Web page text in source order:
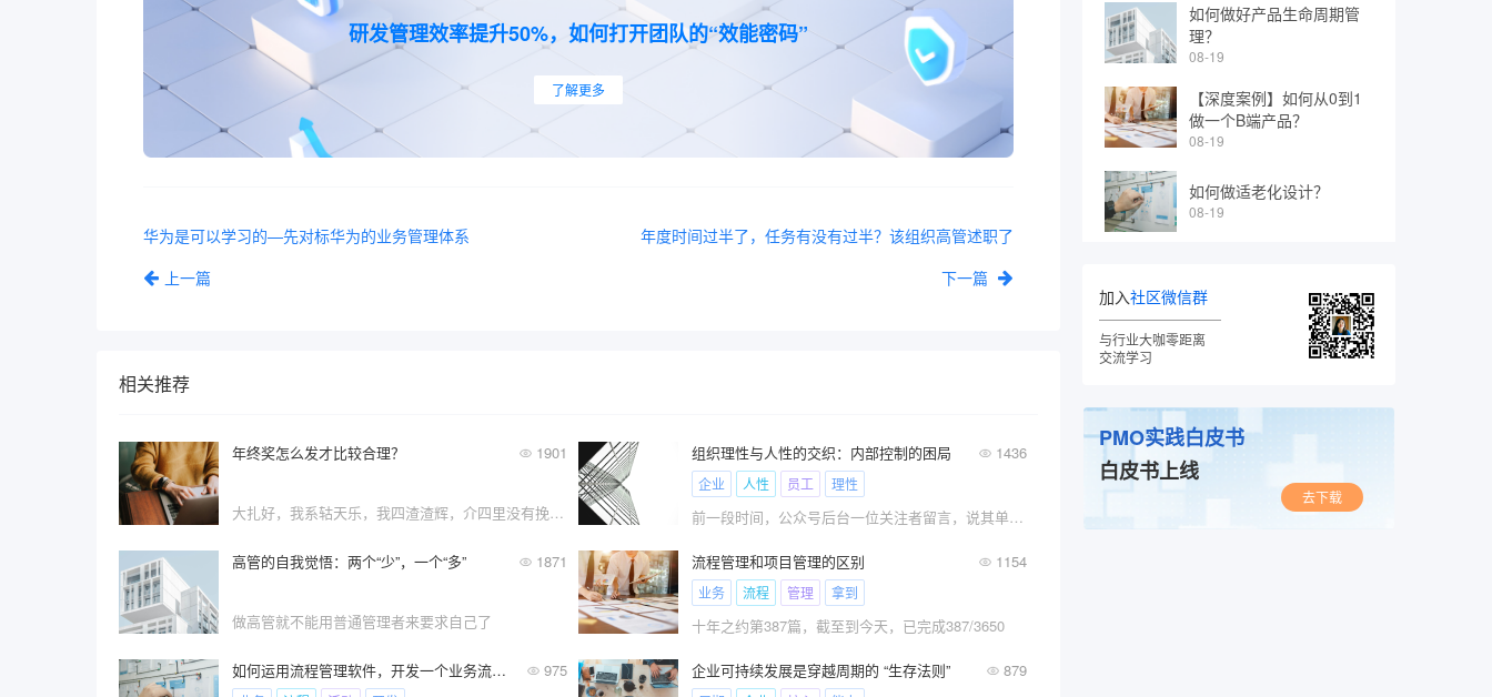
研发管理效率提升50%，如何打开团队的“效能密码”
了解更多
华为是可以学习的—先对标华为的业务管理体系
上一篇
年度时间过半了，任务有没有过半？该组织高管述职了
下一篇
相关推荐
年终奖怎么发才比较合理？ 1901
大扎好，我系轱天乐，我四渣渣辉，介四里没有挽过的年终奖版本，挤需体验三番钟，里造会相我一样，爱象节款设计。
组织理性与人性的交织：内部控制的困局 1436
企业 人性 员工 理性
前一段时间，公众号后台一位关注者留言，说其单位?
高管的自我觉悟：两个“少”，一个“多” 1871
‍‍做高管就不能用普通管理者来要求自己了
流程管理和项目管理的区别 1154
业务 流程 管理 拿到
十年之约第387篇，截至到今天，已完成387/3650
如何运用流程管理软件，开发一个业务流程？ 975 企业可持续发展是穿越周期的 “生存法则” 879
如何做好产品生命周期管
理？
08-19
【深度案例】如何从0到1
做一个B端产品？
08-19
如何做适老化设计？
08-19
加入社区微信群
与行业大咖零距离
交流学习
PMO实践白皮书
白皮书上线
去下载